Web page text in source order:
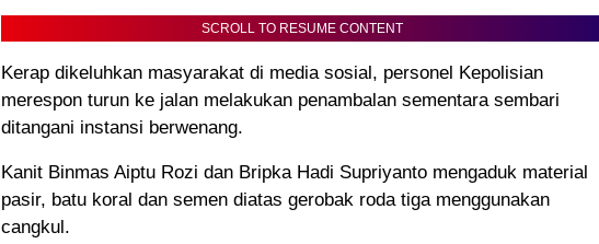
SCROLL TO RESUME CONTENT
Kerap dikeluhkan masyarakat di media sosial, personel Kepolisian
merespon turun ke jalan melakukan penambalan sementara sembari
ditangani instansi berwenang.
Kanit Binmas Aiptu Rozi dan Bripka Hadi Supriyanto mengaduk material
pasir, batu koral dan semen diatas gerobak roda tiga menggunakan
cangkul.